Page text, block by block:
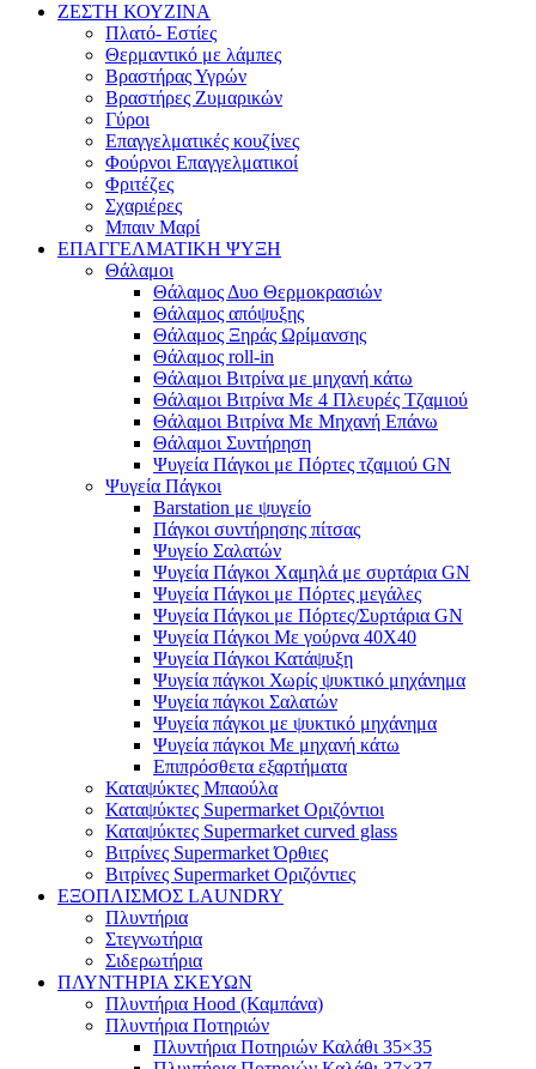
ΖΕΣΤΗ ΚΟΥΖΙΝΑ
Πλατό- Εστίες
Θερμαντικό με λάμπες
Βραστήρας Υγρών
Βραστήρες Ζυμαρικών
Γύροι
Επαγγελματικές κουζίνες
Φούρνοι Επαγγελματικοί
Φριτέζες
Σχαριέρες
Μπαιν Μαρί
ΕΠΑΓΓΕΛΜΑΤΙΚΗ ΨΥΞΗ
Θάλαμοι
Θάλαμος Δυο Θερμοκρασιών
Θάλαμος απόψυξης
Θάλαμος Ξηράς Ωρίμανσης
Θάλαμος roll-in
Θάλαμοι Βιτρίνα με μηχανή κάτω
Θάλαμοι Βιτρίνα Με 4 Πλευρές Τζαμιού
Θάλαμοι Βιτρίνα Με Μηχανή Επάνω
Θάλαμοι Συντήρηση
Ψυγεία Πάγκοι με Πόρτες τζαμιού GN
Ψυγεία Πάγκοι
Barstation με ψυγείο
Πάγκοι συντήρησης πίτσας
Ψυγείο Σαλατών
Ψυγεία Πάγκοι Χαμηλά με συρτάρια GN
Ψυγεία Πάγκοι με Πόρτες μεγάλες
Ψυγεία Πάγκοι με Πόρτες/Συρτάρια GN
Ψυγεία Πάγκοι Με γούρνα 40Χ40
Ψυγεία Πάγκοι Κατάψυξη
Ψυγεία πάγκοι Χωρίς ψυκτικό μηχάνημα
Ψυγεία πάγκοι Σαλατών
Ψυγεία πάγκοι με ψυκτικό μηχάνημα
Ψυγεία πάγκοι Με μηχανή κάτω
Επιπρόσθετα εξαρτήματα
Καταψύκτες Μπαούλα
Καταψύκτες Supermarket Οριζόντιοι
Καταψύκτες Supermarket curved glass
Βιτρίνες Supermarket Όρθιες
Βιτρίνες Supermarket Οριζόντιες
ΕΞΟΠΛΙΣΜΟΣ LAUNDRY
Πλυντήρια
Στεγνωτήρια
Σιδερωτήρια
ΠΛΥΝΤΗΡΙΑ ΣΚΕΥΩΝ
Πλυντήρια Hood (Καμπάνα)
Πλυντήρια Ποτηριών
Πλυντήρια Ποτηριών Καλάθι 35×35